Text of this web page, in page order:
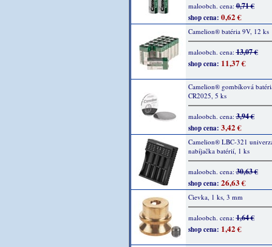
maloobch. cena:0,71 €
shop cena: 0,62 €
Camelion® batéria 9V, 12 ks
maloobch. cena:13,07 €
shop cena: 11,37 €
Camelion® gombíková
CR2025, 5 ks
maloobch. cena:3,94 €
shop cena: 3,42 €
Camelion® LBC-321
nabíjačka batérií, 1 ks
maloobch. cena:30,63 €
shop cena: 26,63 €
Cievka, 1 ks, 3 mm
maloobch. cena:1,64 €
shop cena: 1,42 €